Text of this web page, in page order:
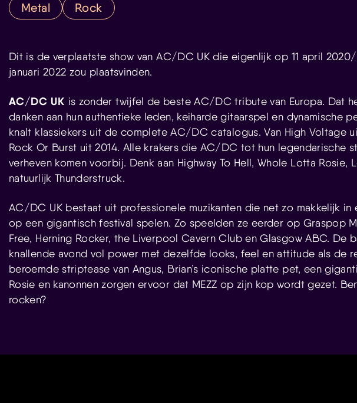
Metal Rock
Dit is de verplaatste show van AC/DC UK die eigenlijk op 11 april 2020/
januari 2022 zou plaatsvinden.
AC/DC UK is zonder twijfel de beste AC/DC tribute van Europa. Dat
danken aan hun authentieke leden, keiharde gitaarspel en dynamische
knalt klassiekers uit de complete AC/DC catalogus. Van High Voltage
Rock Or Burst uit 2014. Alle krakers die AC/DC tot hun legendarische
verheven komen voorbij. Denk aan Highway To Hell, Whole Lotta Rosie,
natuurlijk Thunderstruck.
AC/DC UK bestaat uit professionele muzikanten die net zo makkelijk in
op een gigantisch festival spelen. Zo speelden ze eerder op Graspop
Free, Herning Rocker, the Liverpool Cavern Club en Glasgow ABC. De
knallende avond vol power met dezelfde looks, feel en attitude als de
beroemde striptease van Angus, Brian’s iconische platte pet, een
Rosie en kanonnen zorgen ervoor dat MEZZ op zijn kop wordt gezet.
rocken?